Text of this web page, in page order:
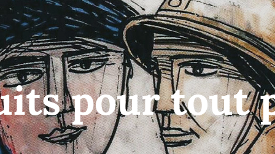
pour tout